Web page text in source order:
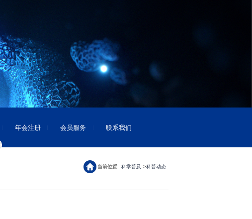
年会注册 会员服务 联系我们
当前位置: 科学普及 科普动态